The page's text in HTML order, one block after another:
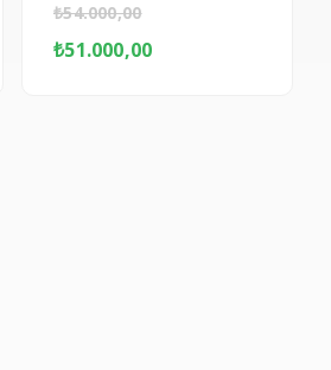
₺54.000,00
Orijinal
fiyat:
₺51.000,00Şu
andaki